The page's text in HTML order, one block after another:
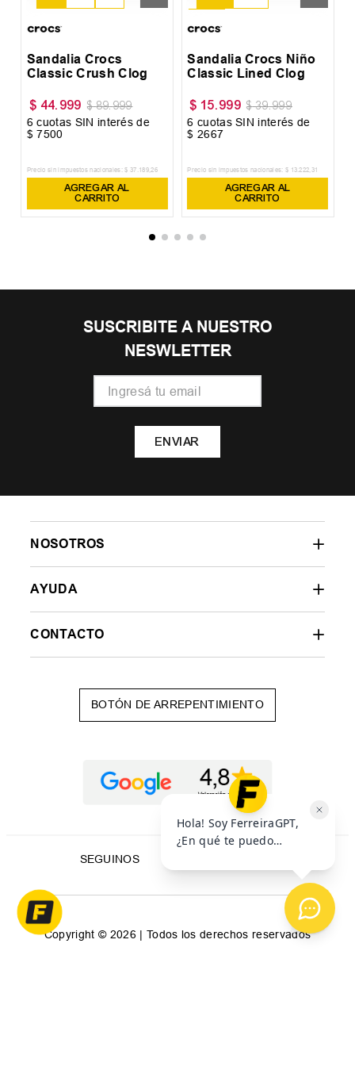
Sandalia Crocs
Classic Crush Clog
$ 44. 999 $ 89.999
6 cuotas SIN interés de
$ 7500
Precio sin impuestos nacionales: $ 37 189,26
AGREGAR AL
CARRITO
Sandalia Crocs Niño
Classic Lined Clog
$ 15.999 $ 39.999
6 cuotas SIN interés de
$ 2667
Precio sin impuestos nacionales: $ 13 .222 31
AGREGAR AL
CARRITO
SUSCRIBITE A NUESTRO
NESWLETTER
ENVIAR
NOSOTROS
AYUDA
CONTACTO
BOTÓN DE ARREPENTIMIENTO
SEGUINOS
Copyright © 2026 | Todos los derechos reservados